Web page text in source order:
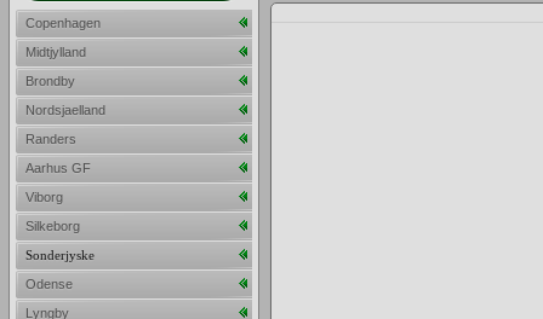
Copenhagen
Midtjylland
Brondby
Nordsjaelland
Randers
Aarhus GF
Viborg
Silkeborg
Sonderjyske
Odense
Lyngby